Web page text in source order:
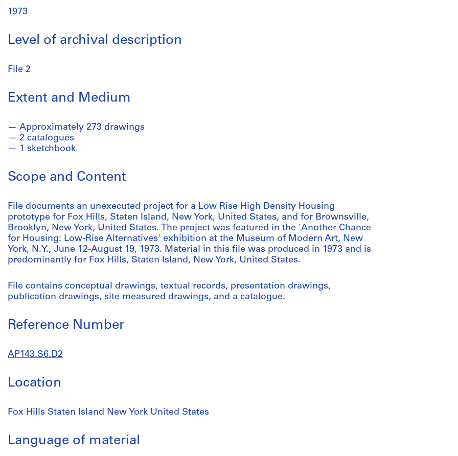
1973
Level of archival description
File 2
Extent and Medium
Approximately 273 drawings
2 catalogues
1 sketchbook
Scope and Content
File documents an unexecuted project for a Low Rise High Density Housing
prototype for Fox Hills, Staten Island, New York, United States, and for Brownsville,
Brooklyn, New York, United States. The project was featured in the 'Another Chance
for Housing: Low-Rise Alternatives' exhibition at the Museum of Modern Art, New
York, N.Y., June 12-August 19, 1973. Material in this file was produced in 1973 and is
predominantly for Fox Hills, Staten Island, New York, United States.
File contains conceptual drawings, textual records, presentation drawings,
publication drawings, site measured drawings, and a catalogue.
Reference Number
AP143.S6.D2
Location
Fox Hills Staten Island New York United States
Language of material